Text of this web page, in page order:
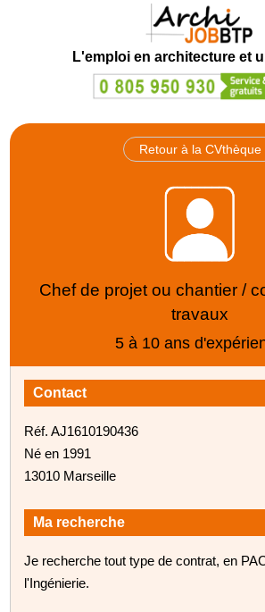
L'emploi en architecture et
Retour à la CVthèque
Chef de projet ou chantier /
travaux
5 à 10 ans
Contact
Réf. AJ1610190436
Né en 1991
13010 Marseille
Ma recherche
Je recherche tout type de contrat, en
l'Ingénierie.